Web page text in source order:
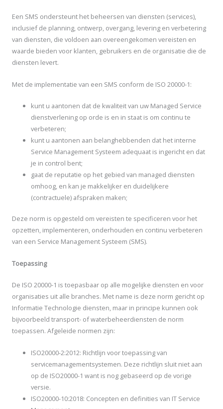
Een SMS ondersteunt het beheersen van diensten (services),
inclusief de planning, ontwerp, overgang, levering en verbetering
van diensten, die voldoen aan overeengekomen vereisten en
waarde bieden voor klanten, gebruikers en de organisatie die de
diensten levert.
Met de implementatie van een SMS conform de ISO 20000-1:
kunt u aantonen dat de kwaliteit van uw Managed Service
dienstverlening op orde is en in staat is om continu te
verbeteren;
kunt u aantonen aan belanghebbenden dat het interne
Service Management Systeem adequaat is ingericht en dat
je in control bent;
gaat de reputatie op het gebied van managed diensten
omhoog, en kan je makkelijker en duidelijkere
(contractuele) afspraken maken;
Deze norm is opgesteld om vereisten te specificeren voor het
opzetten, implementeren, onderhouden en continu verbeteren
van een Service Management Systeem (SMS).
Toepassing
De ISO 20000-1 is toepasbaar op alle mogelijke diensten en voor
organisaties uit alle branches. Met name is deze norm gericht op
Informatie Technologie diensten, maar in principe kunnen ook
bijvoorbeeld transport- of waterbeheerdiensten de norm
toepassen. Afgeleide normen zijn:
ISO20000-2:2012: Richtlijn voor toepassing van
servicemanagementsystemen. Deze richtlijn sluit niet aan
op de ISO20000-1 want is nog gebaseerd op de vorige
versie.
ISO20000-10:2018: Concepten en definities van IT Service